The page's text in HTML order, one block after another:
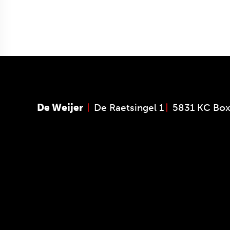
De Weijer De Raetsingel 1 5831 KC